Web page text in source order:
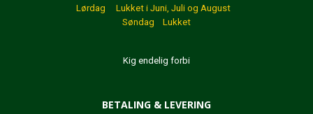
Lørdag Lukket i Juni, Juli og August
Søndag Lukket
Kig endelig forbi
BETALING & LEVERING